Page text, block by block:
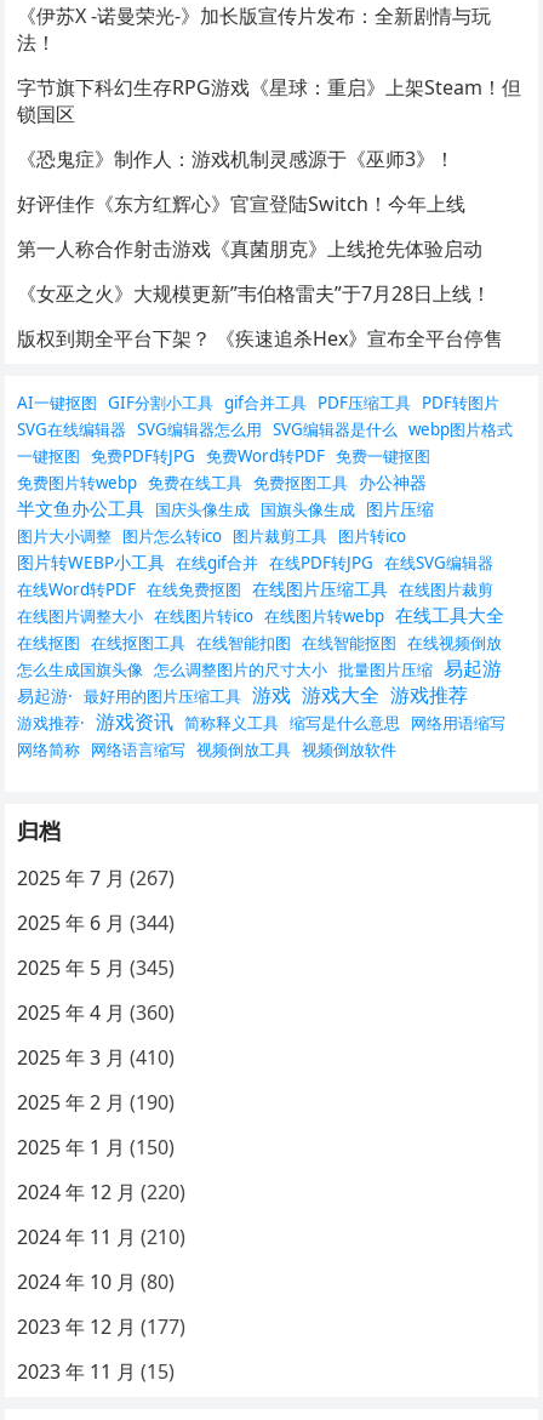
《伊苏X -诺曼荣光-》加长版宣传片发布：全新剧情与玩
法！
字节旗下科幻生存RPG游戏《星球：重启》上架Steam！但
锁国区
《恐鬼症》制作人：游戏机制灵感源于《巫师3》！
好评佳作《东方红辉心》官宣登陆Switch！今年上线
第一人称合作射击游戏《真菌朋克》上线抢先体验启动
《女巫之火》大规模更新”韦伯格雷夫”于7月28日上线！
版权到期全平台下架？ 《疾速追杀Hex》宣布全平台停售
AI一键抠图 GIF分割小工具 gif合并工具 PDF压缩工具 PDF转图片
SVG在线编辑器 SVG编辑器怎么用 SVG编辑器是什么 webp图片格式
一键抠图 免费PDF转JPG 免费Word转PDF 免费一键抠图
免费图片转webp 免费在线工具 免费抠图工具 办公神器
半文鱼办公工具 国庆头像生成 国旗头像生成 图片压缩
图片大小调整 图片怎么转ico 图片裁剪工具 图片转ico
图片转WEBP小工具 在线gif合并 在线PDF转JPG 在线SVG编辑器
在线Word转PDF 在线免费抠图 在线图片压缩工具 在线图片裁剪
在线图片调整大小 在线图片转ico 在线图片转webp 在线工具大全
在线抠图 在线抠图工具 在线智能扣图 在线智能抠图 在线视频倒放
怎么生成国旗头像 怎么调整图片的尺寸大小 批量图片压缩 易起游
易起游· 最好用的图片压缩工具 游戏 游戏大全 游戏推荐
游戏推荐· 游戏资讯 简称释义工具 缩写是什么意思
网络用语缩写
网络简称 网络语言缩写 视频倒放工具 视频倒放软件
归档
2025 年 7 月 (267)
2025 年 6 月 (344)
2025 年 5 月 (345)
2025 年 4 月 (360)
2025 年 3 月 (410)
2025 年 2 月 (190)
2025 年 1 月 (150)
2024 年 12 月 (220)
2024 年 11 月 (210)
2024 年 10 月 (80)
2023 年 12 月 (177)
2023 年 11 月 (15)